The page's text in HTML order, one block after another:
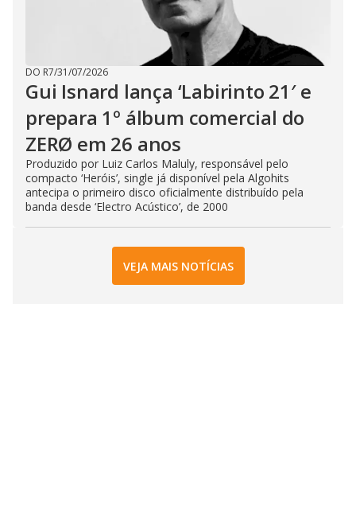
DO R7/31/07/2026
Gui Isnard lança ‘Labirinto 21′ e
prepara 1º álbum comercial do
ZERØ em 26 anos
Produzido por Luiz Carlos Maluly, responsável pelo
compacto ‘Heróis’, single já disponível pela Algohits
antecipa o primeiro disco oficialmente distribuído pela
banda desde ‘Electro Acústico’, de 2000
VEJA MAIS NOTÍCIAS